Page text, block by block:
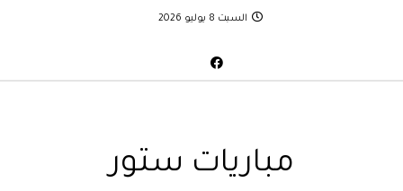
السبت 8 يوليو 2026
مباريات ستور